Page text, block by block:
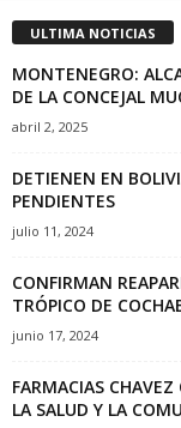
ULTIMA NOTICIAS
MONTENEGRO:
DE LA CONCEJAL
abril 2, 2025
DETIENEN EN
PENDIENTES
julio 11, 2024
CONFIRMAN
TRÓPICO DE
junio 17, 2024
FARMACIAS
LA SALUD Y LA